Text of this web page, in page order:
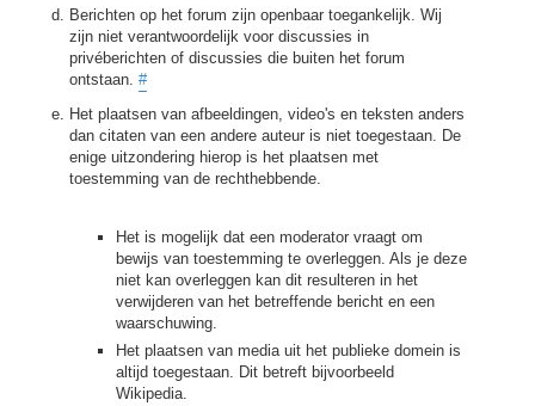
Berichten op het forum zijn openbaar toegankelijk. Wij
zijn niet verantwoordelijk voor discussies in
privéberichten of discussies die buiten het forum
ontstaan. #
Het plaatsen van afbeeldingen, video's en teksten anders
dan citaten van een andere auteur is niet toegestaan. De
enige uitzondering hierop is het plaatsen met
toestemming van de rechthebbende.
Het is mogelijk dat een moderator vraagt om
bewijs van toestemming te overleggen. Als je deze
niet kan overleggen kan dit resulteren in het
verwijderen van het betreffende bericht en een
waarschuwing.
Het plaatsen van media uit het publieke domein is
altijd toegestaan. Dit betreft bijvoorbeeld
Wikipedia.